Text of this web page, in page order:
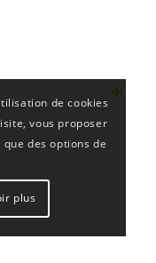
de cookies
vous proposer
des options de
plus